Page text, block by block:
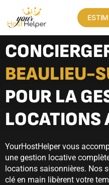
BEAULIEU-
POUR LA
LOCATIONS
YourHostHelper vous
une gestion locative
locations saisonnières. Nos
clé en main libèrent votre